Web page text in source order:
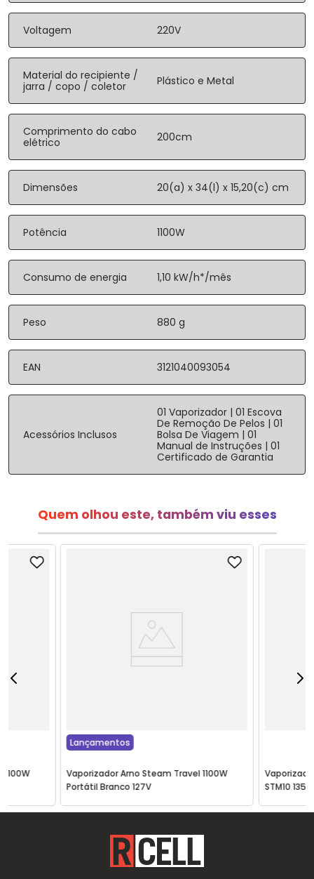
Voltagem 220V
Material do recipiente /
jarra / copo / coletor
Plástico e Metal
Comprimento do cabo
elétrico
200cm
Dimensões 20(a) x 34(l) x 15,20(c) cm
Potência 1100W
Consumo de energia 1,10 kW/h*/mês
Peso 880 g
EAN 3121040093054
Acessórios Inclusos
01 Vaporizador | 01 Escova
De Remoção De Pelos | 01
Bolsa De Viagem | 01
Manual de Instruções | 01
Certificado de Garantia
Quem olhou este, também viu esses
Lançamentos
Vaporizador Arno Steam Travel 1100W
Portátil Branco 127V
STM10